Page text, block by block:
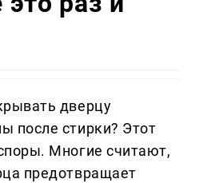
дверцу
после стирки? Этот
Многие считают,
предотвращает